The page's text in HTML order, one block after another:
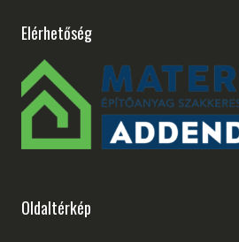
Elérhetőség
Oldaltérkép